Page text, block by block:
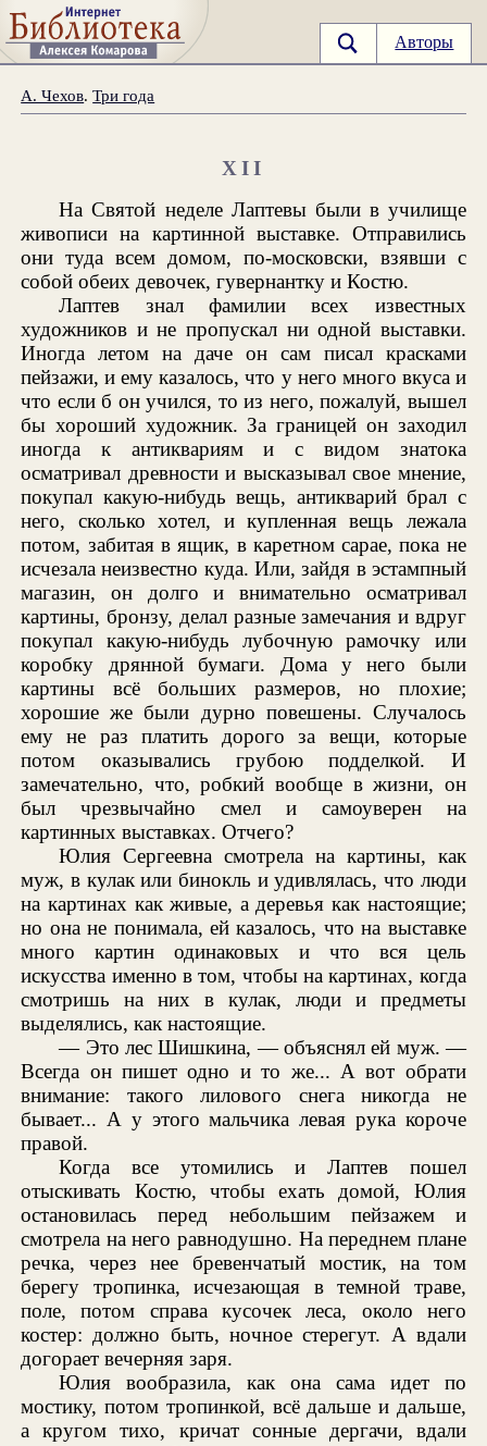
Авторы
А. Чехов.Три года
XII
На Святой неделе Лаптевы были в училище
живописи на картинной выставке. Отправились
они туда всем домом, по-московски, взявши с
собой обеих девочек, гувернантку и Костю.
Лаптев знал фамилии всех известных
художников и не пропускал ни одной выставки.
Иногда летом на даче он сам писал красками
пейзажи, и ему казалось, что у него много вкуса и
что если б он учился, то из него, пожалуй, вышел
бы хороший художник. За границей он заходил
иногда к антиквариям и с видом знатока
осматривал древности и высказывал свое мнение,
покупал какую-нибудь вещь, антикварий брал с
него, сколько хотел, и купленная вещь лежала
потом, забитая в ящик, в каретном сарае, пока не
исчезала неизвестно куда. Или, зайдя в эстампный
магазин, он долго и внимательно осматривал
картины, бронзу, делал разные замечания и вдруг
покупал какую-нибудь лубочную рамочку или
коробку дрянной бумаги. Дома у него были
картины всё больших размеров, но плохие;
хорошие же были дурно повешены. Случалось
ему не раз платить дорого за вещи, которые
потом оказывались грубою подделкой. И
замечательно, что, робкий вообще в жизни, он
был чрезвычайно смел и самоуверен на
картинных выставках. Отчего?
Юлия Сергеевна смотрела на картины, как
муж, в кулак или бинокль и удивлялась, что люди
на картинах как живые, а деревья как настоящие;
но она не понимала, ей казалось, что на выставке
много картин одинаковых и что вся цель
искусства именно в том, чтобы на картинах, когда
смотришь на них в кулак, люди и предметы
выделялись, как настоящие.
— Это лес Шишкина, — объяснял ей муж. —
Всегда он пишет одно и то же... А вот обрати
внимание: такого лилового снега никогда не
бывает... А у этого мальчика левая рука короче
правой.
Когда все утомились и Лаптев пошел
отыскивать Костю, чтобы ехать домой, Юлия
остановилась перед небольшим пейзажем и
смотрела на него равнодушно. На переднем плане
речка, через нее бревенчатый мостик, на том
берегу тропинка, исчезающая в темной траве,
поле, потом справа кусочек леса, около него
костер: должно быть, ночное стерегут. А вдали
догорает вечерняя заря.
Юлия вообразила, как она сама идет по
мостику, потом тропинкой, всё дальше и дальше,
а кругом тихо, кричат сонные дергачи, вдали